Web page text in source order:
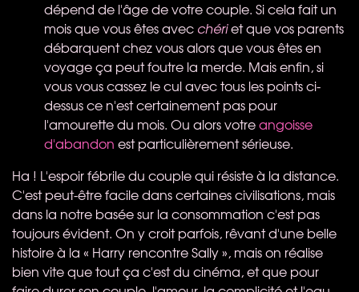
dépend de l'âge de votre couple. Si cela fait un
mois que vous êtes avec chériet que vos parents
débarquent chez vous alors que vous êtes en
voyage ça peut foutre la merde. Mais enfin, si
vous vous cassez le cul avec tous les points ci-
dessus ce n'est certainement pas pour
l'amourette du mois. Ou alors votreangoisse
d'abandon est particulièrement sérieuse.
Ha ! L'espoir fébrile du couple qui résiste à la distance.
C'est peut-être facile dans certaines civilisations, mais
dans la notre basée sur la consommation c'est pas
toujours évident. On y croit parfois, rêvant d'une belle
histoire à la « Harry rencontre Sally », mais on réalise
bien vite que tout ça c'est du cinéma, et que pour